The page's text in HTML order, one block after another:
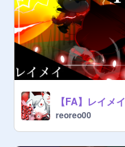
【FA】レイメイ
reoreo00